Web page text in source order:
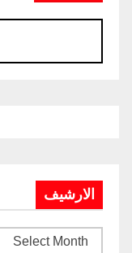
الارشيف